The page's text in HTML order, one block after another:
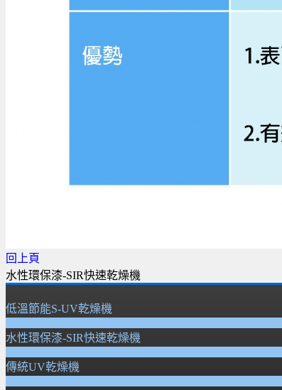
回上頁
水性環保漆-SIR快速乾燥機
低溫節能S-UV乾燥機
水性環保漆-SIR快速乾燥機
傳統UV乾燥機